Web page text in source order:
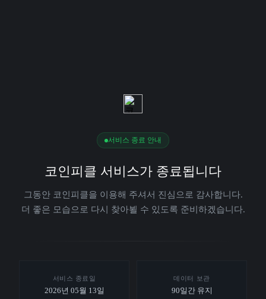
서비스 종료 안내
코인피클 서비스가 종료됩니다
그동안 코인피클을 이용해 주셔서 진심으로 감사합니다.
더 좋은 모습으로 다시 찾아뵐 수 있도록 준비하겠습니다.
서비스 종료일
2026년 05월 13일
데이터 보관
90일간 유지